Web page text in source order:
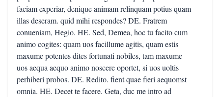
faciam experiar, denique animam relinquam potius quam
illas deseram. quid mihi respondes? DE. Fratrem
conueniam, Hegio. HE. Sed, Demea, hoc tu facito cum
animo cogites: quam uos facillume agitis, quam estis
maxume potentes dites fortunati nobiles, tam maxume
uos aequa aequo animo noscere oportet, si uos uoltis
perhiberi probos. DE. Redito. fient quae fieri aequomst
omnia. HE. Decet te facere. Geta, duc me intro ad